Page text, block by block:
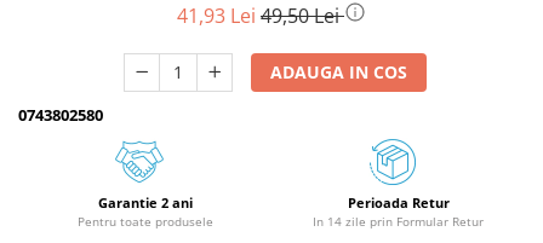
Consumabile drujbe, fierastraie
Drujbe electrice
Unelte electrice busteni
Mori cereale si batoze porumb
Batoze - mori desfacat porumb
41,93 Lei 49,50 Lei
ADAUGA IN COS
0743802580
Garantie 2 ani
Pentru toate produsele
Perioada Retur
In 14 zile prin Formular Retur